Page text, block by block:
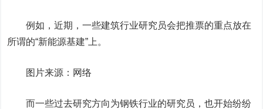
例如，近期，一些建筑行业研究员会把推票的重点放在
所谓的“新能源基建”上。
图片来源：网络
而一些过去研究方向为钢铁行业的研究员，也开始纷纷